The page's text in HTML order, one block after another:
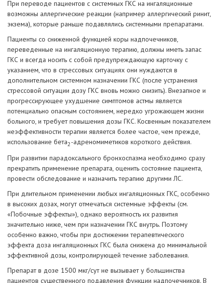
При переводе пациентов с системных ГКС на ингаляционные
возможны аллергические реакции (например аллергический ринит,
экзема), которые раньше подавлялись системными препаратами.
Пациенты со сниженной функцией коры надпочечников,
переведенные на ингаляционную терапию, должны иметь запас
ГКС и всегда носить с собой предупреждающую карточку с
указанием, что в стрессовых ситуациях они нуждаются в
дополнительном системном назначении ГКС (после устранения
стрессовой ситуации дозу ГКС вновь можно снизить). Внезапное и
прогрессирующее ухудшение симптомов астмы является
потенциально опасным состоянием, нередко угрожающем жизни
больного, и требует повышения дозы ГКС. Косвенным показателем
неэффективности терапии является более частое, чем прежде,
использование бета2 -адреномиметиков короткого действия.
При развитии парадоксального бронхоспазма необходимо сразу
прекратить применение препарата, оценить состояние пациента,
провести обследование и назначить терапию другими ЛС.
При длительном применении любых ингаляционных ГКС, особенно
в высоких дозах, могут отмечаться системные эффекты (см.
«Побочные эффекты»), однако вероятность их развития
значительно ниже, чем при назначении ГКС внутрь. Поэтому
особенно важно, чтобы при достижении терапевтического
эффекта доза ингаляционных ГКС была снижена до минимальной
эффективной дозы, контролирующей течение заболевания.
Препарат в дозе 1500 мкг/сут не вызывает у большинства
пациентов существенного подавления функции надпочечников. В